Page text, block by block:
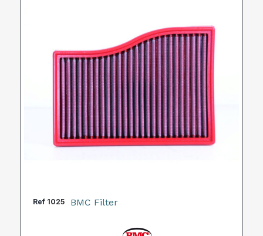
Ref 1025 BMC Filter